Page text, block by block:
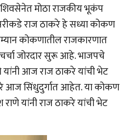
मोठा राजकीय भूकंप
राज ठाकरे हे सध्या कोकण
कोकणातील राजकारणात
जोरदार सुरू आहे. भाजपचे
आज राज ठाकरे यांची भेट
आज सिंधुदुर्गात आहेत. या कोकण
राणे यांनी राज ठाकरे यांची भेट